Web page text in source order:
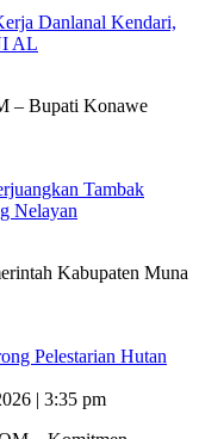
Danlanal Kendari,
AL
– Bupati Konawe
Tambak
Nelayan
Kabupaten Muna
Pelestarian Hutan
| 3:35 pm